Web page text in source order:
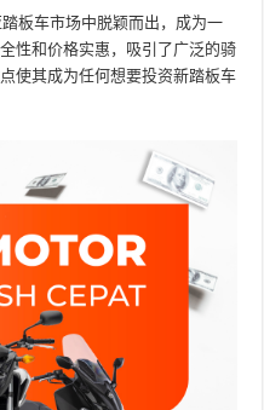
板车市场中脱颖而出，成为一
性和价格实惠，吸引了广泛的骑
使其成为任何想要投资新踏板车